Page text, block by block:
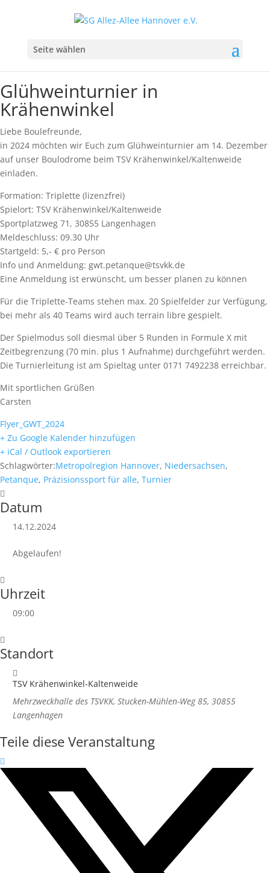
Seite wählen
Glühweinturnier in
Krähenwinkel
Liebe Boulefreunde,
in 2024 möchten wir Euch zum Glühweinturnier am 14. Dezember
auf unser Boulodrome beim TSV Krähenwinkel/Kaltenweide
einladen.
Formation: Triplette (lizenzfrei)
Spielort: TSV Krähenwinkel/Kaltenweide
Sportplatzweg 71, 30855 Langenhagen
Meldeschluss: 09.30 Uhr
Startgeld: 5,- € pro Person
Info und Anmeldung: gwt.petanque@tsvkk.de
Eine Anmeldung ist erwünscht, um besser planen zu können
Für die Triplette-Teams stehen max. 20 Spielfelder zur Verfügung,
bei mehr als 40 Teams wird auch terrain libre gespielt.
Der Spielmodus soll diesmal über 5 Runden in Formule X mit
Zeitbegrenzung (70 min. plus 1 Aufnahme) durchgeführt werden.
Die Turnierleitung ist am Spieltag unter 0171 7492238 erreichbar.
Mit sportlichen Grüßen
Carsten
Flyer_GWT_2024
+ Zu Google Kalender hinzufügen
+ iCal / Outlook exportieren
Schlagwörter:Metropolregion Hannover, Niedersachsen,
Petanque, Präzisionssport für alle, Turnier
Datum
14.12.2024
Abgelaufen!
Uhrzeit
09:00
Standort
TSV Krähenwinkel-Kaltenweide
Mehrzweckhalle des TSVKK, Stucken-Mühlen-Weg 85, 30855
Langenhagen
Teile diese Veranstaltung